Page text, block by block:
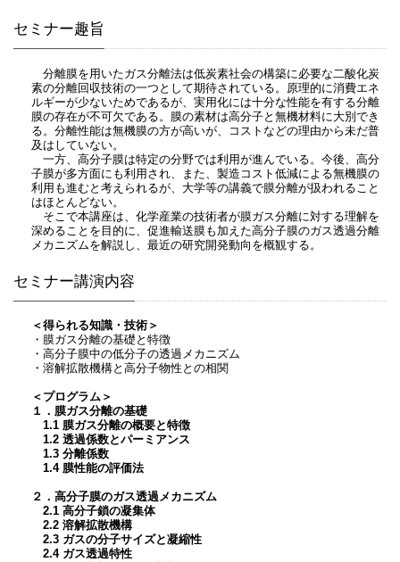
セミナー趣旨
分離膜を用いたガス分離法は低炭素社会の構築に必要な二酸化炭
素の分離回収技術の一つとして期待されている。原理的に消費エネ
ルギーが少ないためであるが、実用化には十分な性能を有する分離
膜の存在が不可欠である。膜の素材は高分子と無機材料に大別でき
る。分離性能は無機膜の方が高いが、コストなどの理由から未だ普
及はしていない。
一方、高分子膜は特定の分野では利用が進んでいる。今後、高分
子膜が多方面にも利用され、また、製造コスト低減による無機膜の
利用も進むと考えられるが、大学等の講義で膜分離が扱われること
はほとんどない。
そこで本講座は、化学産業の技術者が膜ガス分離に対する理解を
深めることを目的に、促進輸送膜も加えた高分子膜のガス透過分離
メカニズムを解説し、最近の研究開発動向を概観する。
セミナー講演内容
＜得られる知識・技術＞
・膜ガス分離の基礎と特徴
・高分子膜中の低分子の透過メカニズム
・溶解拡散機構と高分子物性との相関
＜プログラム＞
１．膜ガス分離の基礎
1.1 膜ガス分離の概要と特徴
1.2 透過係数とパーミアンス
1.3 分離係数
1.4 膜性能の評価法
２．高分子膜のガス透過メカニズム
2.1 高分子鎖の凝集体
2.2 溶解拡散機構
2.3 ガスの分子サイズと凝縮性
2.4 ガス透過特性